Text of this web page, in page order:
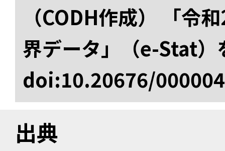
（CODH作成） 「令
界データ」（e-Stat）
doi:10.20676/
出典